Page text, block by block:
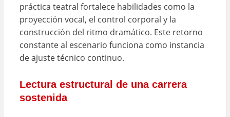
práctica teatral fortalece habilidades como la
proyección vocal, el control corporal y la
construcción del ritmo dramático. Este retorno
constante al escenario funciona como instancia
de ajuste técnico continuo.
Lectura estructural de una carrera
sostenida